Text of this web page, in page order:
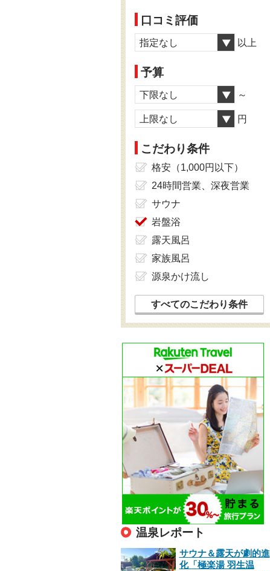
口コミ評価
指定なし 以上
予算
下限なし ～
上限なし 円
こだわり条件
格安（1,000円以下）
24時間営業、深夜営業
サウナ
岩盤浴
露天風呂
家族風呂
源泉かけ流し
すべてのこだわり条件
温泉レポート
サウナ＆露天が劇的進
化「極楽湯 羽生温